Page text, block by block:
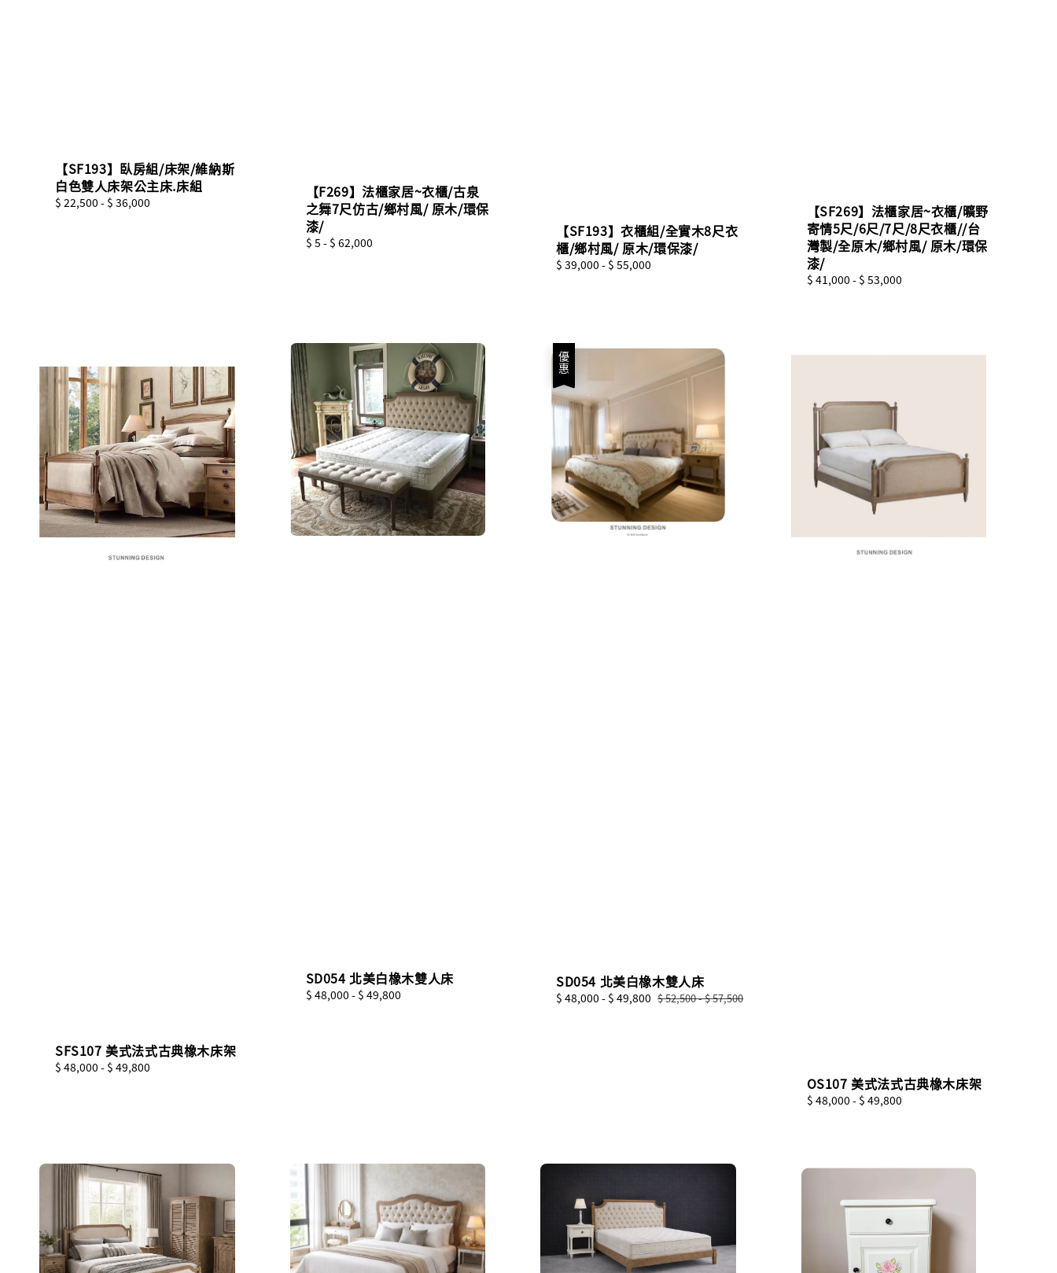
【SF193】臥房組/床架/維納斯
白色雙人床架公主床.床組
Regular
$ 22,500 - $ 36,000
【F269】法櫃家居~衣櫃/古泉
之舞7尺仿古/鄉村風/ 原木/環保
漆/
Regular
$ 5 - $ 62,000
【SF193】衣櫃組/全實木8尺衣
櫃/鄉村風/ 原木/環保漆/
Regular
$ 39,000 - $ 55,000
【SF269】法櫃家居~衣櫃/曠野
寄情5尺/6尺/7尺/8尺衣櫃//台
灣製/全原木/鄉村風/ 原木/環保
漆/
Regular
$ 41,000 - $ 53,000
SFS107 美式法式古典橡木床架
Regular
$ 48,000 - $ 49,800
SD054 北美白橡木雙人床
Regular
$ 48,000 - $ 49,800
優惠
SD054 北美白橡木雙人床
Sale
$ 48,000 - $ 49,800 Regular
$ 52,500-$ 57,500
OS107 美式法式古典橡木床架
Regular
$ 48,000 - $ 49,800